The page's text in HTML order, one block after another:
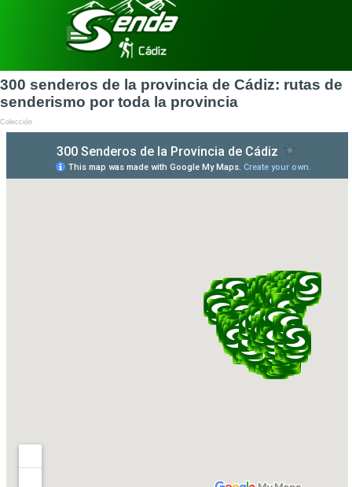
Vaya al Contenido
Saltar menú
300 senderos de la provincia de Cádiz: rutas de
senderismo por toda la provincia
Colección